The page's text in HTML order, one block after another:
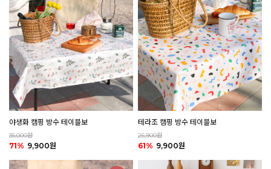
야생화 캠핑 방수 테이블보
35,000원
71% 9,900원
테라조 캠핑 방수 테이블보
25,900원
61% 9,900원